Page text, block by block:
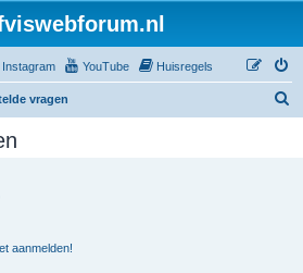
Instagram YouTube Huisregels
vragen
aanmelden!